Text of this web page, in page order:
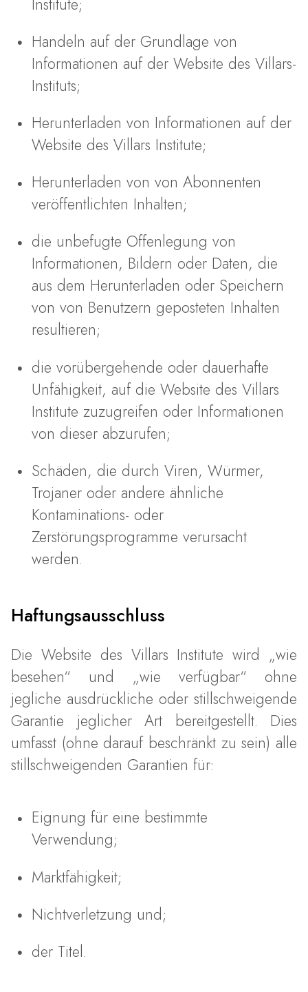
Handeln auf der Grundlage von
Informationen auf der Website des Villars-
Instituts;
Herunterladen von Informationen auf der
Website des Villars Institute;
Herunterladen von von Abonnenten
veröffentlichten Inhalten;
die unbefugte Offenlegung von
Informationen, Bildern oder Daten, die
aus dem Herunterladen oder Speichern
von von Benutzern geposteten Inhalten
resultieren;
die vorübergehende oder dauerhafte
Unfähigkeit, auf die Website des Villars
Institute zuzugreifen oder Informationen
von dieser abzurufen;
Schäden, die durch Viren, Würmer,
Trojaner oder andere ähnliche
Kontaminations- oder
Zerstörungsprogramme verursacht
werden.
Haftungsausschluss
Die Website des Villars Institute wird „wie
besehen“ und „wie verfügbar“ ohne
jegliche ausdrückliche oder stillschweigende
Garantie jeglicher Art bereitgestellt. Dies
umfasst (ohne darauf beschränkt zu sein) alle
stillschweigenden Garantien für:
Eignung für eine bestimmte
Verwendung;
Marktfähigkeit;
Nichtverletzung und;
der Titel.